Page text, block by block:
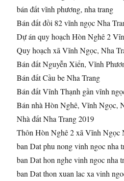
bán đất vĩnh phương, nha trang
Bán đất đồi 82 vĩnh ngọc Nha
Dự án quy hoạch Hòn Nghê 2
Quy hoạch xã Vĩnh Ngọc, Nha
Bán đất Nguyễn Xiển, Vĩnh
Bán đất Cầu be Nha Trang
Bán đất Vĩnh Thạnh gần vĩnh
Bán nhà Hòn Nghê, Vĩnh Ngọc,
Nhà đất Nha Trang 2019
Thôn Hòn Nghê 2 xã Vĩnh Ngọc
ban Dat phu nong vinh ngoc nha
ban Dat hon nghe vinh ngoc nha
ban Dat thon xuan lac xa vinh